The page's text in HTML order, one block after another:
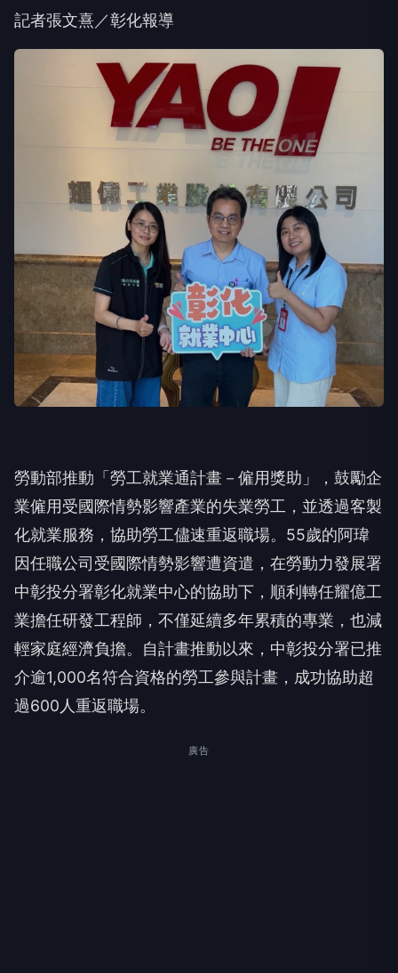
記者張文熹／彰化報導
勞動部推動「勞工就業通計畫－僱用獎助」，鼓勵企
業僱用受國際情勢影響產業的失業勞工，並透過客製
化就業服務，協助勞工儘速重返職場。55歲的阿瑋
因任職公司受國際情勢影響遭資遣，在勞動力發展署
中彰投分署彰化就業中心的協助下，順利轉任耀億工
業擔任研發工程師，不僅延續多年累積的專業，也減
輕家庭經濟負擔。自計畫推動以來，中彰投分署已推
介逾1,000名符合資格的勞工參與計畫，成功協助超
過600人重返職場。
廣告